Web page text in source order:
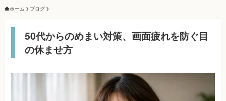
ホーム ブログ
50代からのめまい対策、画面疲れを防ぐ目
の休ませ方